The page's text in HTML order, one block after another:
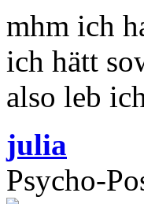
mhm ich
ich hätt
also leb
julia
Psycho-